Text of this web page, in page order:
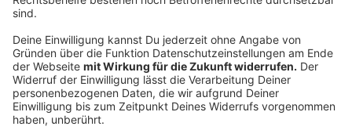
Sie wünscht sich, dass der Gesetzgeber reagiert. So
ist gesetzlich geregelt, dass innerorts nur schneller als
50 Kilometer pro Stunde erlaubt ist, wenn es
gleichzeitig einen von der Fahrbahn getrennten
Radweg gibt. "Diese Regelung gibt es für Landstraßen